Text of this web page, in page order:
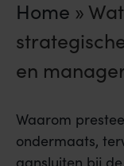
Home »
en
Waarom
ondermaats,
aansluiten bij